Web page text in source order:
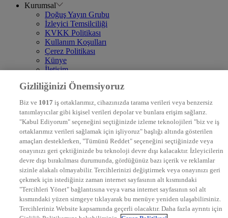
Kurumsal
Doğuş Yayın Grubu
İzleyici Temsilciliği
KVKK Politikası
Kullanım Koşulları
Çerez Politikası
Künye
İletişim
DYG Televizyonlar
STAR
EURO STAR
KRAL POP TV
DYG Radyolar
NTV RADYO
KRAL FM
KRAL POP
EKSEN
VOYAGE
DYG Dijital
ntv.com.tr
ntvspor.net
secim.ntv.com.tr
Gizliliğinizi Önemsiyoruz
Biz ve 1017 iş ortaklarımız, cihazınızda tarama verileri veya benzersiz
tanımlayıcılar gibi kişisel verileri depolar ve bunlara erişim sağlarız.
"Kabul Ediyorum" seçeneğini seçtiğinizde izleme teknolojileri "biz ve iş
ortaklarımız verileri sağlamak için işliyoruz" başlığı altında gösterilen
amaçları desteklerken, "Tümünü Reddet" seçeneğini seçtiğinizde veya
onayınızı geri çektiğinizde bu teknoloji devre dışı kalacaktır. İzleyicilerin
devre dışı bırakılması durumunda, gördüğünüz bazı içerik ve reklamlar
sizinle alakalı olmayabilir. Tercihlerinizi değiştirmek veya onayınızı geri
çekmek için istediğiniz zaman internet sayfasının alt kısmındaki
"Tercihleri Yönet" bağlantısına veya varsa internet sayfasının sol alt
kısmındaki yüzen simgeye tıklayarak bu menüye yeniden ulaşabilirsiniz.
Tercihleriniz Website kapsamında geçerli olacaktır. Daha fazla ayrıntı için